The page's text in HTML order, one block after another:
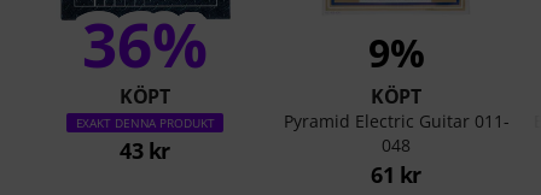
36%
KÖPT
EXAKT DENNA PRODUKT
43 kr
9%
KÖPT
Pyramid Electric Guitar 011-
048
61 kr